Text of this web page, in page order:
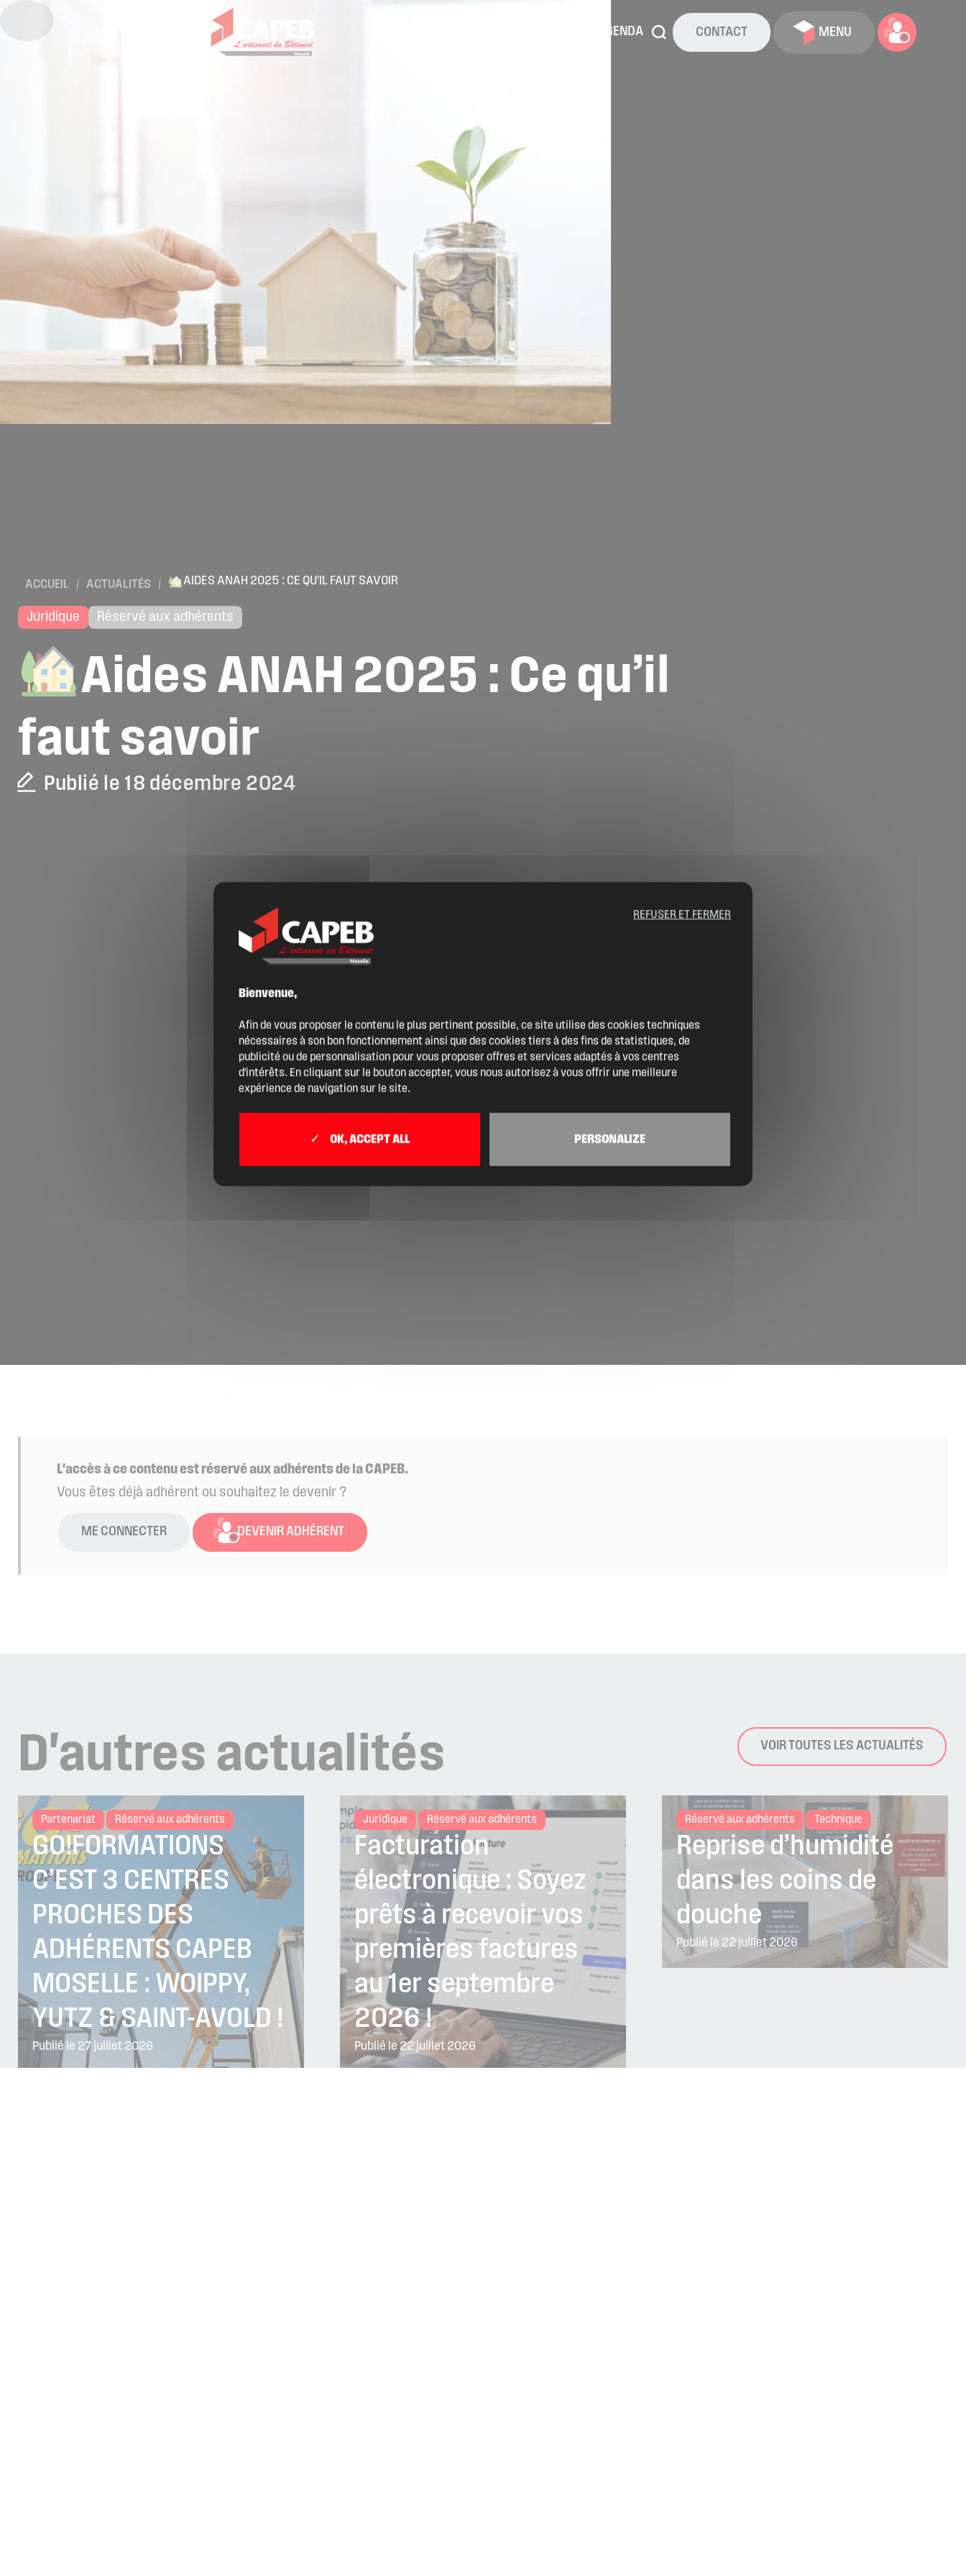
AGENDA CONTACT MENU
Nos services
Actualités
Boîte à outils
Boutique
Location de salles
Trouver un artisan
Devenir adhérent
Espace adhérent
Billetterie
ACCUEIL / ACTUALITÉS / AIDES ANAH 2025 : CE QU’IL FAUT SAVOIR
Juridique Réservé aux adhérents
Aides ANAH 2025 : Ce qu’il
faut savoir
Publié le 18 décembre 2024
L'accès à ce contenu est réservé aux adhérents de la CAPEB.
Vous êtes déjà adhérent ou souhaitez le devenir ?
ME CONNECTER DEVENIR ADHÉRENT
D'autres actualités VOIR TOUTES LES ACTUALITÉS
Partenariat Réservé aux adhérents
GO!FORMATIONS
C’EST 3 CENTRES
PROCHES DES
ADHÉRENTS CAPEB
MOSELLE : WOIPPY,
YUTZ & SAINT-AVOLD !
Publié le 27 juillet 2026
Juridique Réservé aux adhérents
Facturation
électronique : Soyez
prêts à recevoir vos
premières factures
au 1er septembre
2026 !
Publié le 22 juillet 2026
Réservé aux adhérents Technique
Reprise d’humidité
dans les coins de
douche
Publié le 22 juillet 2026
Bienvenue,
Afin de vous proposer le contenu le plus pertinent possible, ce site utilise des cookies techniques
nécessaires à son bon fonctionnement ainsi que des cookies tiers à des fins de statistiques, de
publicité ou de personnalisation pour vous proposer offres et services adaptés à vos centres
d'intérêts. En cliquant sur le bouton accepter, vous nous autorisez à vous offrir une meilleure
expérience de navigation sur le site.
OK, ACCEPT ALL
REFUSER ET FERMER
PERSONALIZE